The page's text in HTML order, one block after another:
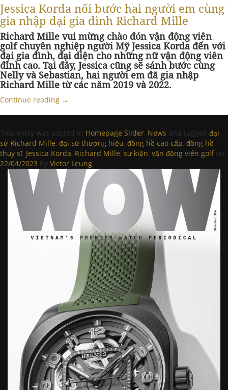
Jessica Korda nối bước hai người em cùng
gia nhập đại gia đình Richard Mille
Richard Mille vui mừng chào đón vận động viên
golf chuyên nghiệp người Mỹ Jessica Korda đến với
đại gia đình, đại diện cho những nữ vận động viên
đỉnh cao. Tại đây, Jessica cũng sẽ sánh bước cùng
Nelly và Sebastian, hai người em đã gia nhập
Richard Mille từ các năm 2019 và 2022.
Continue reading →
This entry was posted in Homepage Slider, News and tagged đại
sứ Richard Mille, đại sứ thương hiệu, đồng hồ cao cấp, đồng hồ
thụy sĩ, Jessica Korda, Richard Mille, sự kiện, vận động viên golfon
22/04/2023 by Victor Leung.